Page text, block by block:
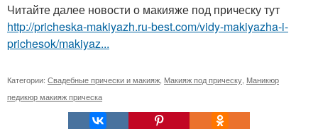
Читайте далее новости о макияже под прическу тут
http://pricheska-makiyazh.ru-best.com/vidy-makiyazha-i-
prichesok/makiyaz...
Категории: Свадебные прически и макияж Макияж под прическу Маникюр
педикюр макияж прическа